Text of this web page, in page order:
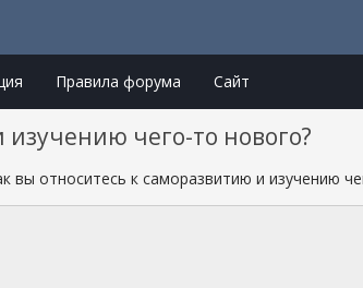
Правила форума Сайт
чего-то нового?
вы относитесь к саморазвитию и изучению